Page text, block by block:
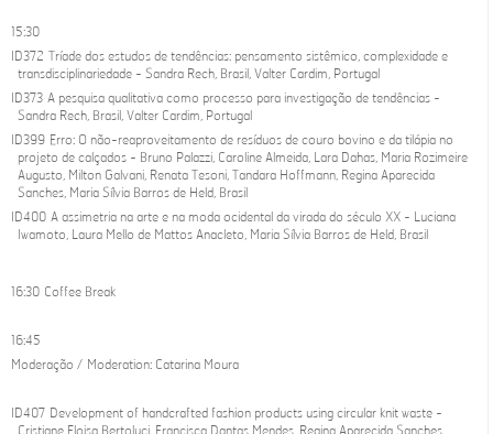
15:30
ID372 Tríade dos estudos de tendências: pensamento sistêmico, complexidade e
transdisciplinariedade - Sandra Rech, Brasil, Valter Cardim, Portugal
ID373 A pesquisa qualitativa como processo para investigação de tendências -
Sandra Rech, Brasil, Valter Cardim, Portugal
ID399 Erro: O não-reaproveitamento de resíduos de couro bovino e da tilápia no
projeto de calçados - Bruno Palazzi, Caroline Almeida, Lara Dahas, Maria Rozimeire
Augusto, Milton Galvani, Renata Tesoni, Tandara Hoffmann, Regina Aparecida
Sanches, Maria Sílvia Barros de Held, Brasil
ID400 A assimetria na arte e na moda ocidental da virada do século XX - Luciana
Iwamoto, Laura Mello de Mattos Anacleto, Maria Sílvia Barros de Held, Brasil
16:30 Coffee Break
16:45
Moderação / Moderation: Catarina Moura
ID407 Development of handcrafted fashion products using circular knit waste -
Cristiane Eloisa Bertoluci, Francisca Dantas Mendes, Regina Aparecida Sanches,